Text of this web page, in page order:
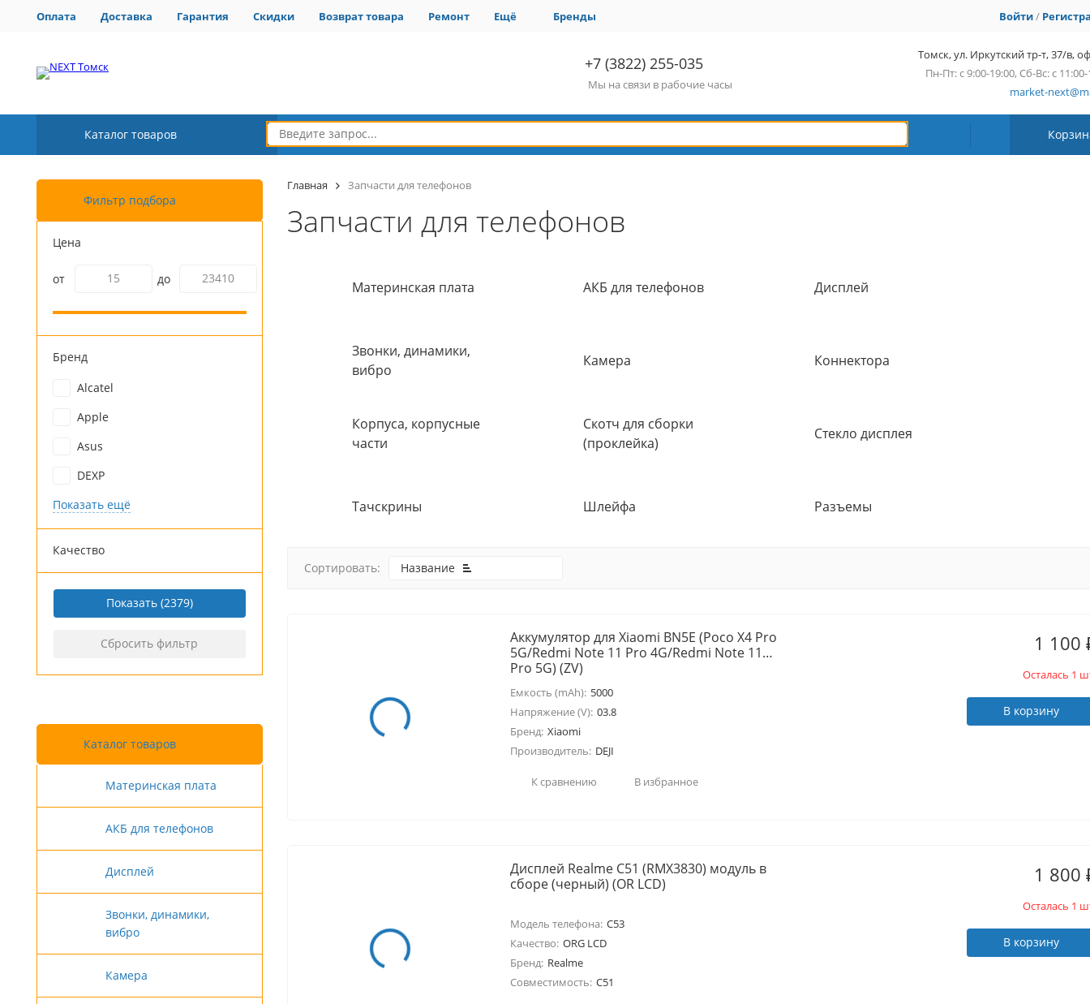
Оплата Доставка Гарантия Скидки Возврат товара Ремонт Ещё Бренды Войти/
+7 (3822) 255-035
Мы на связи в рабочие часы
Томск, ул. Иркутский тр-т, 37/в,
Пн-Пт: с 9:00-19:00, Сб-Вс: с
market-
Каталог товаров
Главная Запчасти для телефонов
Запчасти для телефонов
Материнская плата АКБ для телефонов Дисплей
Звонки, динамики,
вибро
Камера Коннектора
Корпуса, корпусные
части
Скотч для сборки
(проклейка)
Стекло дисплея
Тачскрины Шлейфа Разъемы
Сортировать: Название
покупателей
Аккумулятор для Xiaomi BN5E (Poco X4 Pro
5G/Redmi Note 11 Pro 4G/Redmi Note 11
Pro 5G) (ZV)
Емкость (mAh): 5000
Напряжение (V): 03.8
Бренд: Xiaomi
Производитель: DEJI
К сравнению В избранное
1 100
Осталась 1
В корзину
Дисплей Realme C51 (RMX3830) модуль в
сборе (черный) (OR LCD)
Модель телефона: C53
Качество: ORG LCD
Бренд: Realme
Совместимость: C51
1 800
Осталась 1
В корзину
Фильтр подбора
Цена
от до
Бренд
Alcatel
Apple
Asus
DEXP
Показать ещё
Качество
Показать
Сбросить фильтр
Каталог товаров
Материнская плата
АКБ для телефонов
Дисплей
Звонки, динамики,
вибро
Камера